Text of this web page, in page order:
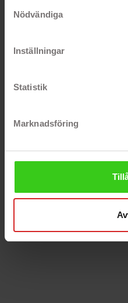
Nödvändiga
Inställningar
Statistik
Marknadsföring
begränsade och vi
rika delarna av
tiden producera nya
slängs med korta
som enskild person
skillnad. Att
köpa nytt är ett
Maila oss gärna på
Eller ring oss på